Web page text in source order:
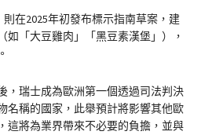
在2025年初發布標示指南草案，建
如「大豆雞肉」「黑豆素漢堡」），
，瑞士成為歐洲第一個透過司法判決
名稱的國家，此舉預計將影響其他歐
這將為業界帶來不必要的負擔，並與